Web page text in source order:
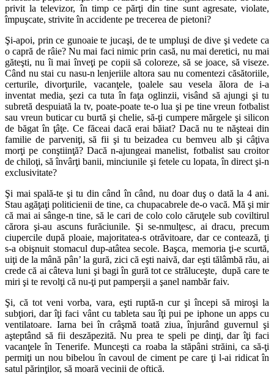
privit la televizor, în timp ce părţi din tine sunt agresate, violate,
împuşcate, strivite în accidente pe trecerea de pietoni?
Şi-apoi, prin ce gunoaie te jucaşi, de te umpluşi de dive şi vedete ca
o capră de râie? Nu mai faci nimic prin casă, nu mai deretici, nu mai
găteşti, nu îi mai înveţi pe copii să coloreze, să se joace, să viseze.
Când nu stai cu nasu-n lenjeriile altora sau nu comentezi căsătoriile,
certurile, divorţurile, vacanţele, ţoalele sau vesela ălora de i-a
inventat media, şezi ca tuta în faţa oglinzii, visând să ajungi şi tu
subretă despuiată la tv, poate-poate te-o lua şi pe tine vreun fotbalist
sau vreun buticar cu burtă şi chelie, să-ţi cumpere mărgele şi silicon
de băgat în ţâţe. Ce făceai dacă erai băiat? Dacă nu te năşteai din
familie de parveniţi, să fii şi tu beizadea cu bemveu alb şi câţiva
morţi pe conştiinţă? Dacă n-ajungeai manelist, fotbalist sau croitor
de chiloţi, să învârţi banii, minciunile şi fetele cu lopata, în direct şi-n
exclusivitate?
Şi mai spală-te şi tu din când în când, nu doar duş o dată la 4 ani.
Stau agăţaţi politicienii de tine, ca chupacabrele de-o vacă. Mă şi mir
că mai ai sânge-n tine, să le cari de colo colo căruţele sub coviltirul
cărora şi-au ascuns furăciunile. Şi se-nmulţesc, ai dracu, precum
ciupercile după ploaie, majoritatea-s otrăvitoare, dar ce contează, ţi
s-a obişnuit stomacul dup-atâtea secole. Başca, memoria ţi-e scurtă,
uiţi de la mână pân’ la gură, zici că eşti naivă, dar eşti tălâmbă rău, ai
crede că ai câteva luni şi bagi în gură tot ce străluceşte, după care te
miri şi te revolţi că nu-ţi put pamperşii a şanel nambăr faiv.
Şi, că tot veni vorba, vara, eşti ruptă-n cur şi începi să miroşi la
subţiori, dar îţi faci vânt cu tableta sau îţi pui pe iphone un apps cu
ventilatoare. Iarna bei în crâşmă toată ziua, înjurând guvernul şi
aşteptând să fii deszăpezită. Nu prea te speli pe dinţi, dar îţi faci
vacanţele în Tenerife. Munceşti ca roaba la stăpâni străini, ca să-ţi
permiţi un nou bibelou în cavoul de ciment pe care ţi l-ai ridicat în
satul părinţilor, să moară vecinii de oftică.